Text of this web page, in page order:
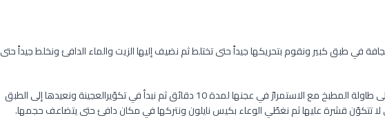
في طبق كبير ونقوم بتحريكها جيداً حتى تختلط ثم نضيف إليها الزيت والماء الدافئ ونخلط جيداً حتى
نقوم بإخراج العجينة ونكمل عجنها على طاولة المطبخ مع الاستمرارّ في عجنها لمدة 10 دقائق ثم نبدأ في تكوّيرالعجينة ونعيدها إلى الطبق
تتكوّن قشرة عليها ثم نغطّي الوعاء بكيس نايلون ونتركها في مكان دافئ حتى يتضاعف حجمها.